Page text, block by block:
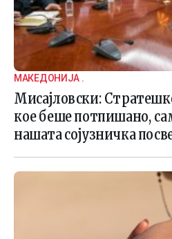
МАКЕДОНИЈА .
Мисајловски:
кое беше потпишано,
нашата сојузничка